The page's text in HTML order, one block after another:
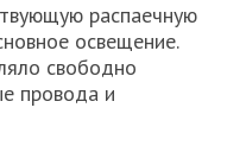
распаечную
освещение.
свободно
провода и